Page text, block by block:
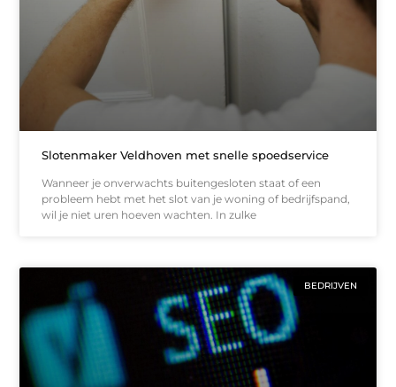
Slotenmaker Veldhoven met snelle spoedservice
Wanneer je onverwachts buitengesloten staat of een
probleem hebt met het slot van je woning of bedrijfspand,
wil je niet uren hoeven wachten. In zulke
BEDRIJVEN